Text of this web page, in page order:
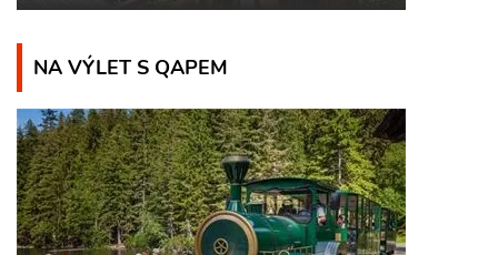
NA VÝLET S QAPEM